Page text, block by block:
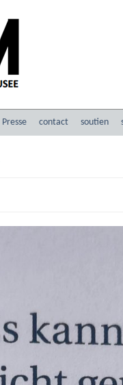
Presse contact soutien